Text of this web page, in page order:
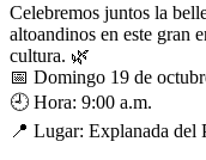
Celebremos juntos la
altoandinos en este gran
cultura. 🌿
📅 Domingo 19 de
🕘 Hora: 9:00 a.m.
📍 Lugar: Explanada del